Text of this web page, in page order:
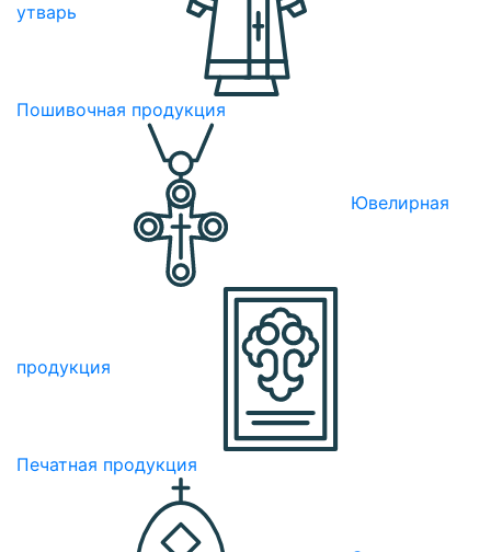
утварь
Пошивочная продукция
Ювелирная
продукция
Печатная продукция